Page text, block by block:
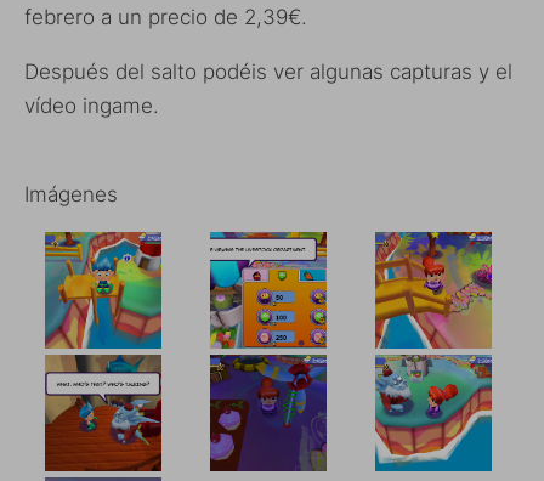
febrero a un precio de 2,39€.
Después del salto podéis ver algunas capturas y el
vídeo ingame.
Imágenes